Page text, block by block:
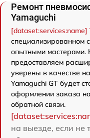
Ремонт
Yamaguchi
[dataset:services:name]
специализированном
опытными мастерами.
предоставляем
уверены в качестве
Yamaguchi GT будет
оформлении заказа
обратной связи.
на выезде, если не